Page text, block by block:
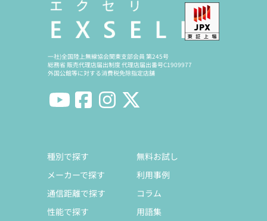
一社)全国陸上無線協会関東支部会員 第245号
総務省 販売代理店届出制度 代理店届出番号C1909977
外国公館等に対する消費税免除指定店舗
種別で探す
メーカーで探す
通信距離で探す
性能で探す
無料お試し
利用事例
コラム
用語集